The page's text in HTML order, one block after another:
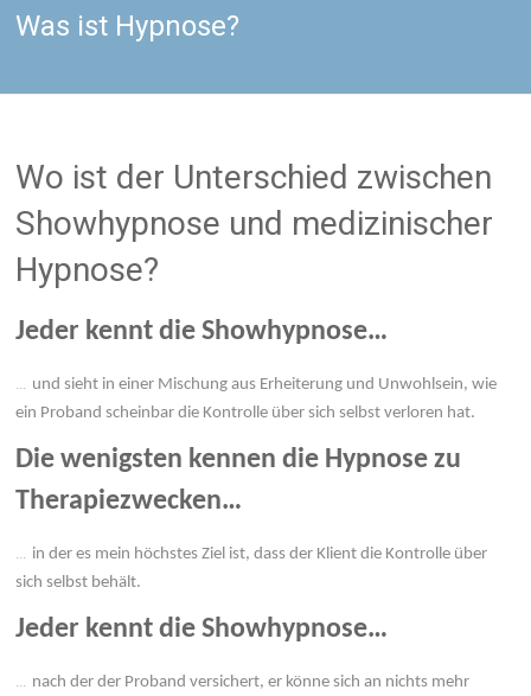
Was ist Hypnose?
Wo ist der Unterschied zwischen
Showhypnose und medizinischer
Hypnose?
Jeder kennt die Showhypnose…
und sieht in einer Mischung aus Erheiterung und Unwohlsein, wie
ein Proband scheinbar die Kontrolle über sich selbst verloren hat.
Die wenigsten kennen die Hypnose zu
Therapiezwecken…
in der es mein höchstes Ziel ist, dass der Klient die Kontrolle über
sich selbst behält.
Jeder kennt die Showhypnose…
nach der der Proband versichert, er könne sich an nichts mehr